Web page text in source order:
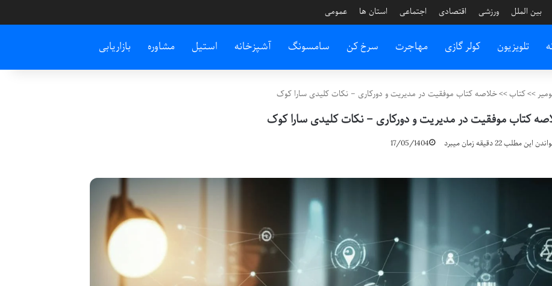
بین الملل ورزشی اقتصادی اجتماعی استان ها عمومی
تلویزیون کولر گازی مهاجرت سرخ کن سامسونگ آشپزخانه استیل مشاوره بازاریابی
>>کتاب>>خلاصه کتاب موفقیت در مدیریت و دورکاری – نکات کلیدی سارا کوک
کتاب موفقیت در مدیریت و دورکاری – نکات کلیدی سارا کوک
17/05/1404 این مطلب 22 دقیقه زمان میبرد